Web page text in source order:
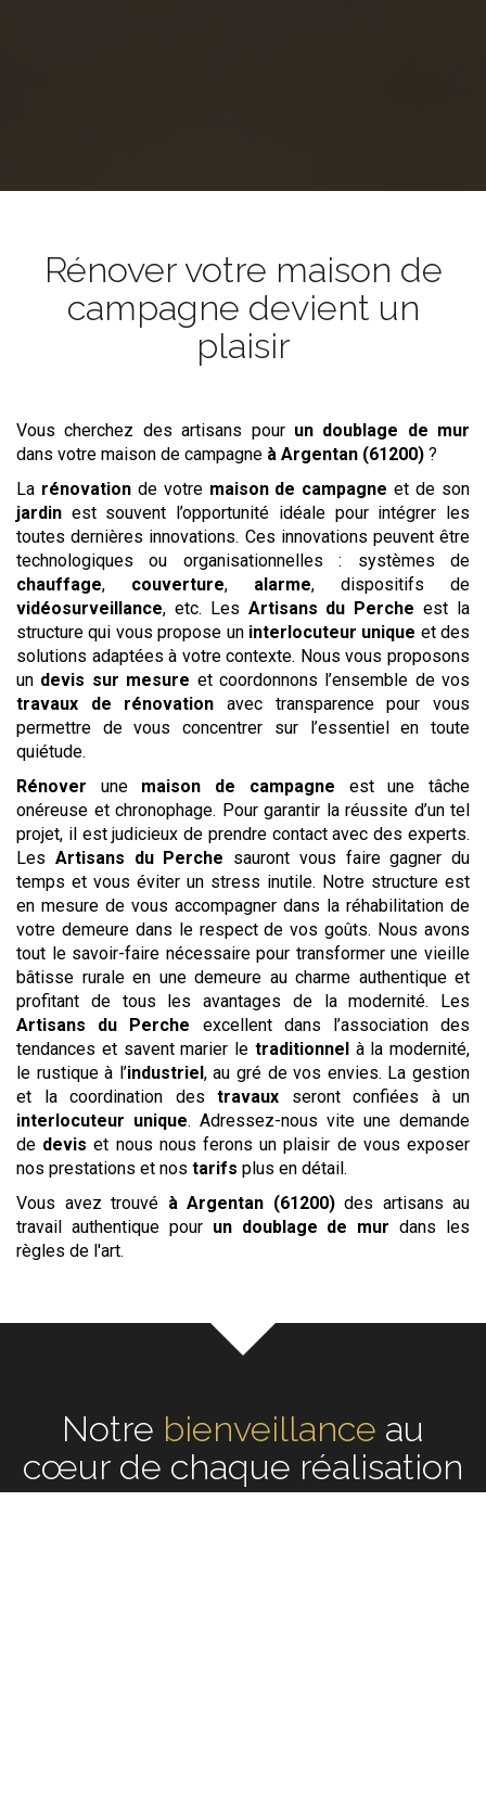
Rénover votre maison de
campagne devient un
plaisir
Vous cherchez des artisans pour un doublage de mur
dans votre maison de campagne à Argentan (61200) ?
La rénovationde votre maison de campagne et de son
jardin est souvent l’opportunité idéale pour intégrer les
toutes dernières innovations. Ces innovations peuvent être
technologiques ou organisationnelles : systèmes de
chauffage, couverture, alarme, dispositifs de
vidéosurveillance, etc. Les Artisans du Perche est la
structure qui vous propose un interlocuteur unique et des
solutions adaptées à votre contexte. Nous vous proposons
un devis sur mesure et coordonnons l’ensemble de vos
travaux de rénovation avec transparence pour vous
permettre de vous concentrer sur l’essentiel en toute
quiétude.
Rénover une maison de campagne est une tâche
onéreuse et chronophage. Pour garantir la réussite d’un tel
projet, il est judicieux de prendre contact avec des experts.
Les Artisans du Perche sauront vous faire gagner du
temps et vous éviter un stress inutile. Notre structure est
en mesure de vous accompagner dans la réhabilitation de
votre demeure dans le respect de vos goûts. Nous avons
tout le savoir-faire nécessaire pour transformer une vieille
bâtisse rurale en une demeure au charme authentique et
profitant de tous les avantages de la modernité. Les
Artisans du Perche excellent dans l’association des
tendances et savent marier le traditionnel à la modernité,
le rustique à l’industriel , au gré de vos envies. La gestion
et la coordination des travaux seront confiées à un
interlocuteur unique. Adressez-nous vite une demande
de devis et nous nous ferons un plaisir de vous exposer
nos prestations et nos tarifs plus en détail.
Vous avez trouvé à Argentan (61200) des artisans au
travail authentique pour un doublage de mur dans les
règles de l'art.
Notreécouteau cœur de
chaque réalisation